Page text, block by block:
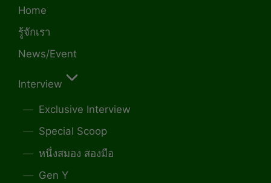
Home
รู้จักเรา
News/Event
Interview
Exclusive Interview
Special Scoop
หนึ่งสมอง สองมือ
Gen Y